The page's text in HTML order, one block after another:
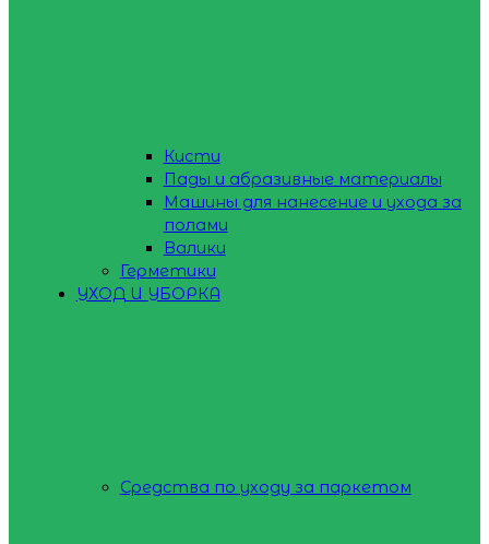
Кисти
Пады и абразивные материалы
Машины для нанесение и ухода за
полами
Валики
Герметики
УХОД И УБОРКА
Средства по уходу за паркетом